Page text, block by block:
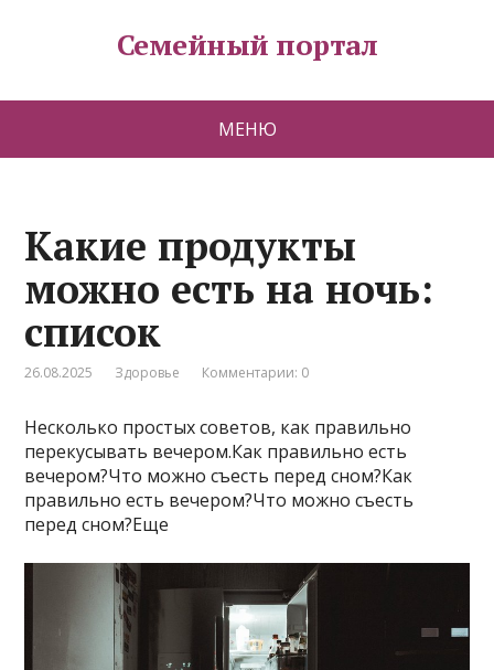
Семейный портал
МЕНЮ
Какие продукты
можно есть на ночь:
список
26.08.2025 Здоровье Комментарии: 0
Несколько простых советов, как правильно
перекусывать вечером.Как правильно есть
вечером?Что можно съесть перед сном?Как
правильно есть вечером?Что можно съесть
перед сном?Еще